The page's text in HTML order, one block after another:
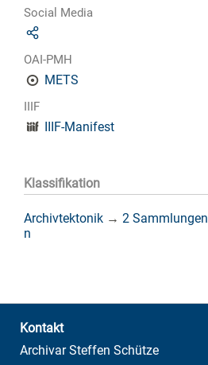
Social Media
OAI-PMH
METS
IIIF
IIIF-Manifest
Klassifikation
Archivtektonik → 2 Sammlungen
n
Kontakt
Archivar Steffen Schütze